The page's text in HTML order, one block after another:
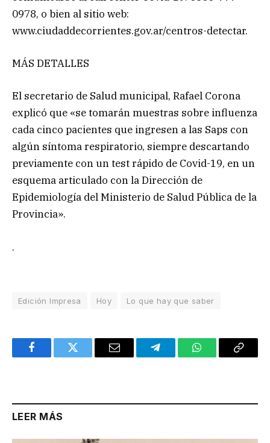
0978, o bien al sitio web:
www.ciudaddecorrientes.gov.ar/centros-detectar.
MÁS DETALLES
El secretario de Salud municipal, Rafael Corona
explicó que «se tomarán muestras sobre influenza
cada cinco pacientes que ingresen a las Saps con
algún síntoma respiratorio, siempre descartando
previamente con un test rápido de Covid-19, en un
esquema articulado con la Dirección de
Epidemiología del Ministerio de Salud Pública de la
Provincia».
.
Edición Impresa Hoy Lo que hay que saber
FacebookTwitter Email TelegramWhatsAppCopy
LEER MÁS